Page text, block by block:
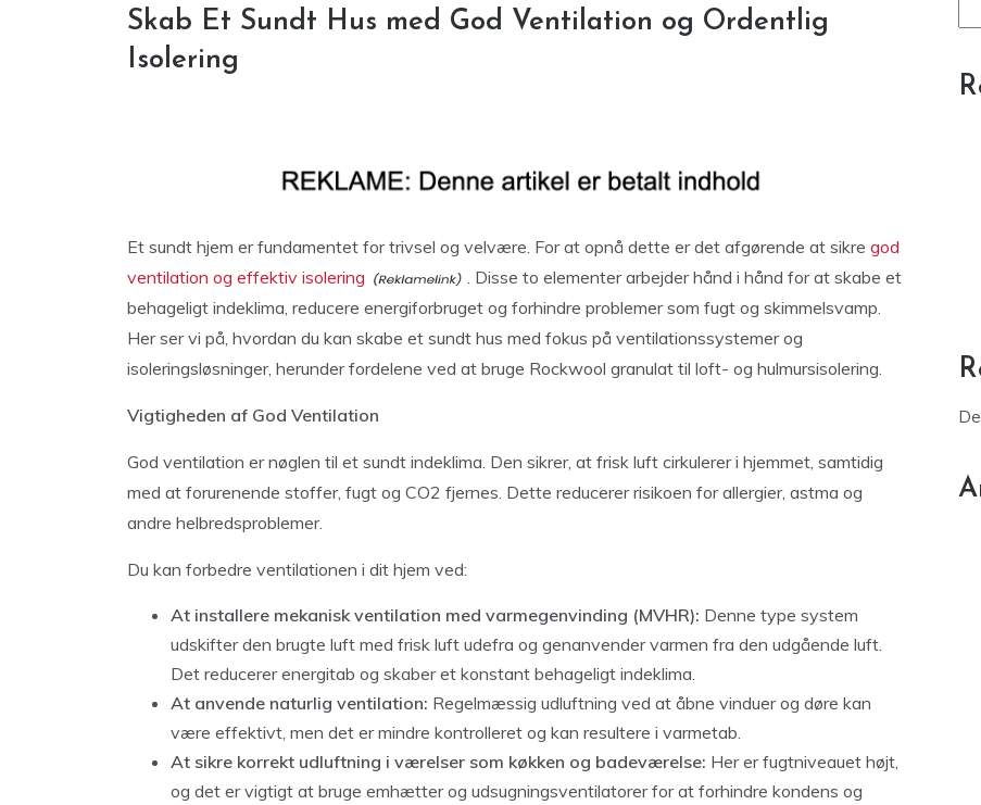
Skab Et Sundt Hus med God Ventilation og Ordentlig
Isolering
Et sundt hjem er fundamentet for trivsel og velvære. For at opnå dette er det afgørende at sikre god
ventilation og effektiv isolering
. Disse to elementer arbejder hånd i hånd for at skabe et
behageligt indeklima, reducere energiforbruget og forhindre problemer som fugt og skimmelsvamp.
Her ser vi på, hvordan du kan skabe et sundt hus med fokus på ventilationssystemer og
isoleringsløsninger, herunder fordelene ved at bruge Rockwool granulat til loft- og hulmursisolering.
Vigtigheden af God Ventilation
God ventilation er nøglen til et sundt indeklima. Den sikrer, at frisk luft cirkulerer i hjemmet, samtidig
med at forurenende stoffer, fugt og CO2 fjernes. Dette reducerer risikoen for allergier, astma og
andre helbredsproblemer.
Du kan forbedre ventilationen i dit hjem ved:
At installere mekanisk ventilation med varmegenvinding (MVHR): Denne type system
udskifter den brugte luft med frisk luft udefra og genanvender varmen fra den udgående luft.
Det reducerer energitab og skaber et konstant behageligt indeklima.
At anvende naturlig ventilation: Regelmæssig udluftning ved at åbne vinduer og døre kan
være effektivt, men det er mindre kontrolleret og kan resultere i varmetab.
At sikre korrekt udluftning i værelser som køkken og badeværelse: Her er fugtniveauet højt,
og det er vigtigt at bruge emhætter og udsugningsventilatorer for at forhindre kondens og